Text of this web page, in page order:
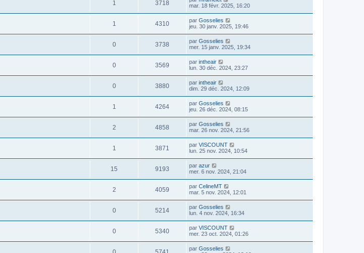
1 3718
mar. 18 févr. 2025, 16:20
1 4310 par Gosselies
jeu. 30 janv. 2025, 19:46
0 3738 par Gosselies
mer. 15 janv. 2025, 19:34
0 3569 par intheair
lun. 30 déc. 2024, 23:27
0 3880 par intheair
dim. 29 déc. 2024, 12:09
1 4264 par Gosselies
jeu. 26 déc. 2024, 08:15
2 4858 par Gosselies
mar. 26 nov. 2024, 21:56
1 3871 par VISCOUNT
lun. 25 nov. 2024, 10:54
15 9193 par azur
mer. 6 nov. 2024, 21:04
2 4059 par CelineMT
mar. 5 nov. 2024, 12:01
0 5214 par Gosselies
lun. 4 nov. 2024, 16:34
0 5340 par VISCOUNT
mer. 23 oct. 2024, 01:26
par Gosselies